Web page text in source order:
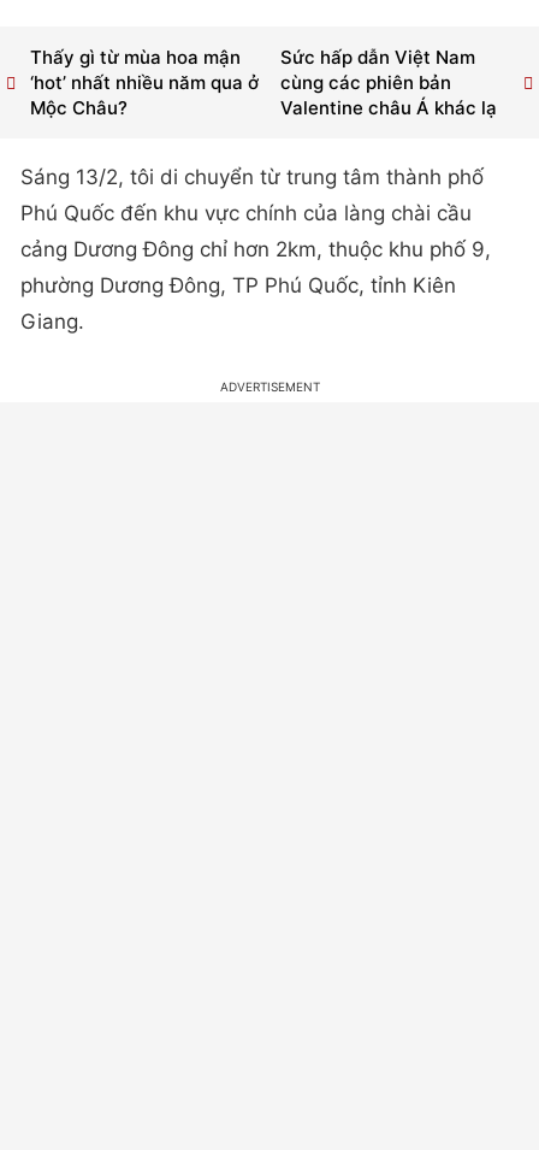
Sức hấp dẫn Việt Nam
cùng các phiên bản
Valentine châu Á khác lạ
Thấy gì từ mùa hoa mận
‘hot’ nhất nhiều năm qua ở
Mộc Châu?
Sáng 13/2, tôi di chuyển từ trung tâm thành phố
Phú Quốc đến khu vực chính của làng chài cầu
cảng Dương Đông chỉ hơn 2km, thuộc khu phố 9,
phường Dương Đông, TP Phú Quốc, tỉnh Kiên
Giang.